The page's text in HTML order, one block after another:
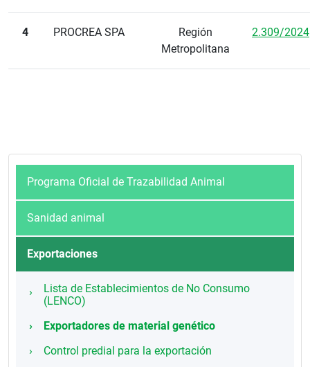
4 PROCREA SPA
Región
Metropolitana
2.309/2024
Programa Oficial de Trazabilidad Animal
Sanidad animal
Exportaciones
Lista de Establecimientos de No Consumo
(LENCO)
Exportadores de material genético
Control predial para la exportación